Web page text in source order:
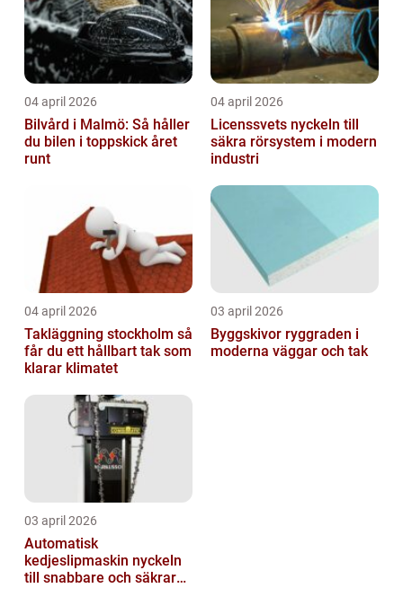
04 april 2026
Bilvård i Malmö: Så håller
du bilen i toppskick året
runt
04 april 2026
Licenssvets nyckeln till
säkra rörsystem i modern
industri
04 april 2026
Takläggning stockholm så
får du ett hållbart tak som
klarar klimatet
03 april 2026
Byggskivor ryggraden i
moderna väggar och tak
03 april 2026
Automatisk
kedjeslipmaskin nyckeln
till snabbare och säkrare